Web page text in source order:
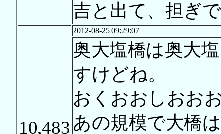
吉と出て、担ぎ
10,483
2012-08-25 09:29:07
奥大塩橋は奥大
すけどね。
おくおおしおお
あの規模で大橋